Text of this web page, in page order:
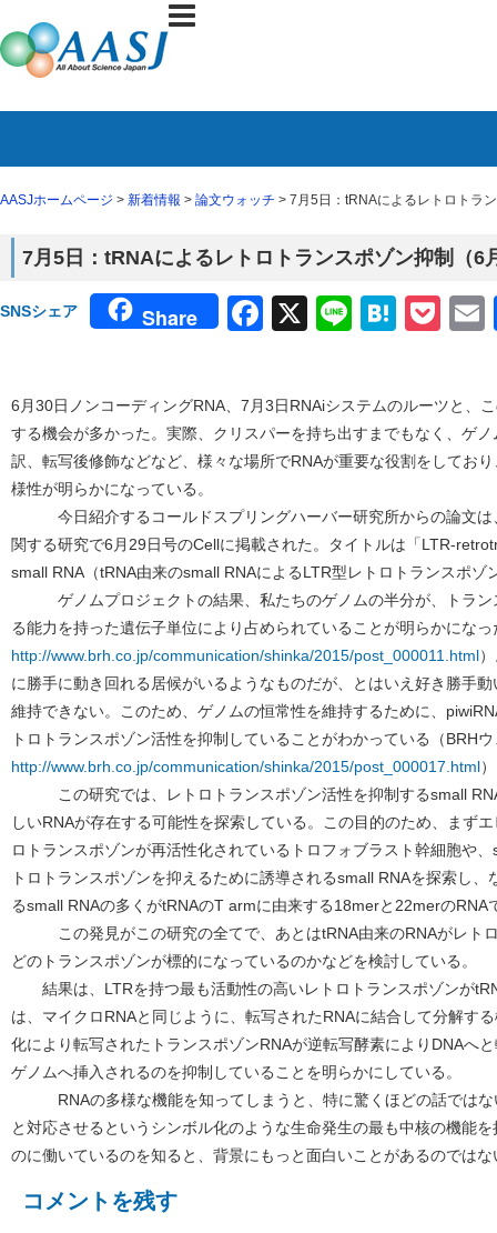
AASJホームページ > 新着情報 > 論文ウォッチ > 7月5日：tRNAによるレトロトラ
7月5日：tRNAによるレトロトランスポゾン抑制（6
SNSシェア Share Facebook
X Line
6月30日ノンコーディングRNA、7月3日RNAiシステムのルーツと、
する機会が多かった。実際、クリスパーを持ち出すまでもなく、ゲ
訳、転写後修飾などなど、様々な場所でRNAが重要な役割をしてお
様性が明らかになっている。
今日紹介するコールドスプリングハーバー研究所からの論文は
関する研究で6月29日号のCellに掲載された。タイトルは「LTR-
small RNA（tRNA由来のsmall RNAによるLTR型レトロトランスポゾ
ゲノムプロジェクトの結果、私たちのゲノムの半分が、トラン
る能力を持った遺伝子単位により占められていることが明らかにな
http://www.brh.co.jp/communication/shinka/2015/post_000011.html
に勝手に動き回れる居候がいるようなものだが、とはいえ好き勝手
維持できない。このため、ゲノムの恒常性を維持するために、
トロトランスポゾン活性を抑制していることがわかっている（BRH
http://www.brh.co.jp/communication/shinka/2015/post_000017.html
この研究では、レトロトランスポゾン活性を抑制するsmall
しいRNAが存在する可能性を探索している。この目的のため、まず
ロトランスポゾンが再活性化されているトロフォブラスト幹細胞や
トロトランスポゾンを抑えるために誘導されるsmall RNAを探索し
るsmall RNAの多くがtRNAのT armに由来する18merと22merのRNA
この発見がこの研究の全てで、あとはtRNA由来のRNAがレトロ
どのトランスポゾンが標的になっているのかなどを検討している。
結果は、LTRを持つ最も活動性の高いレトロトランスポゾンが
は、マイクロRNAと同じように、転写されたRNAに結合して分解す
化により転写されたトランスポゾンRNAが逆転写酵素によりDNAへ
ゲノムへ挿入されるのを抑制していることを明らかにしている。
RNAの多様な機能を知ってしまうと、特に驚くほどの話ではな
と対応させるというシンボル化のような生命発生の最も中核の機能
のに働いているのを知ると、背景にもっと面白いことがあるのでは
コメントを残す